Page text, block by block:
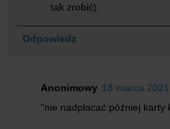
tak zrobić).
Odpowiedz
Anonimowy 18 marca
"nie nadpłacać później karty